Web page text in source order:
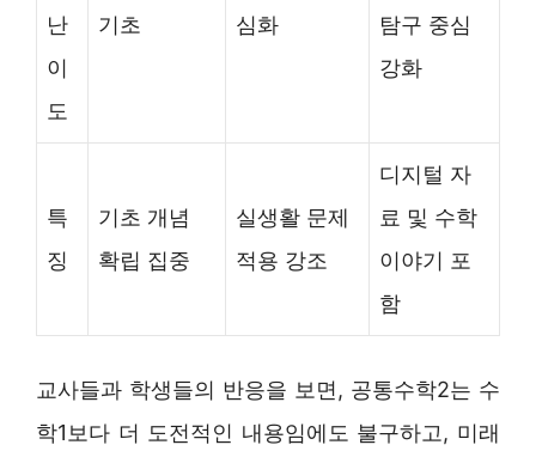
난
이
도
기초 심화
탐구 중심
강화
특
징
기초 개념
확립 집중
실생활 문제
적용 강조
디지털 자
료 및 수학
이야기 포
함
교사들과 학생들의 반응을 보면, 공통수학2는 수
학1보다 더 도전적인 내용임에도 불구하고, 미래